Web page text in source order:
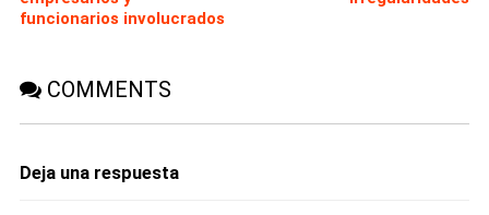
funcionarios involucrados
COMMENTS
Deja una respuesta